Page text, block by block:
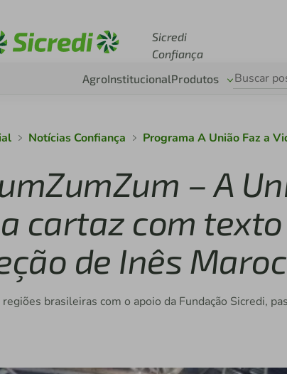
Sicredi
Confiança
AgroInstitucionalProdutos
Notícias Confiança Programa A União Faz a
– A
cartaz com texto
de Inês
brasileiras com o apoio da Fundação Sicredi,